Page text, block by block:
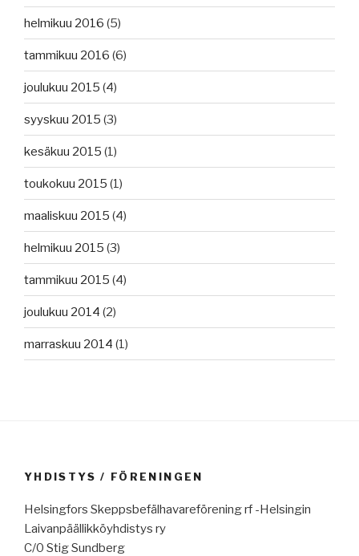
helmikuu 2016 (5)
tammikuu 2016 (6)
joulukuu 2015 (4)
syyskuu 2015 (3)
kesäkuu 2015 (1)
toukokuu 2015 (1)
maaliskuu 2015 (4)
helmikuu 2015 (3)
tammikuu 2015 (4)
joulukuu 2014 (2)
marraskuu 2014 (1)
YHDISTYS / FÖRENINGEN
Helsingfors Skeppsbefälhavareförening rf -Helsingin
Laivanpäällikköyhdistys ry
C/0 Stig Sundberg